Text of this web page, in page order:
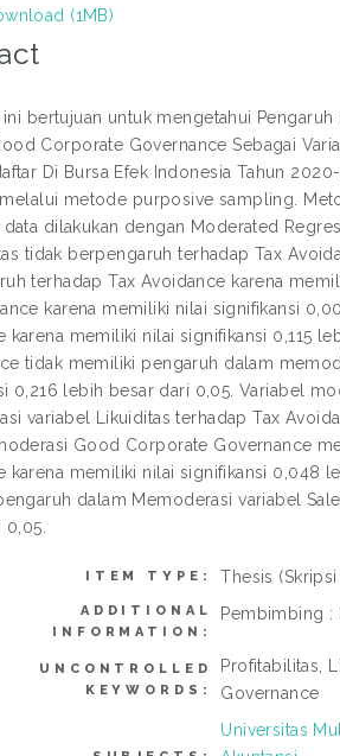
(1MB)
ini bertujuan untuk mengetahui
Corporate Governance Sebagai
Di Bursa Efek Indonesia Tahun
metode purposive sampling.
data dilakukan dengan Moderated
tidak berpengaruh terhadap Tax
terhadap Tax Avoidance karena
karena memiliki nilai signifikansi
karena memiliki nilai signifikansi 0,115
tidak memiliki pengaruh dalam
0,216 lebih besar dari 0,05. Variabel
variabel Likuiditas terhadap Tax
Good Corporate Governance
karena memiliki nilai signifikansi 0,048
dalam Memoderasi variabel
ITEM TYPE: Thesis
ADDITIONAL
INFORMATION:
Pembimbing :
UNCONTROLLED
KEYWORDS:
Profitabilitas,
Governance
Universitas